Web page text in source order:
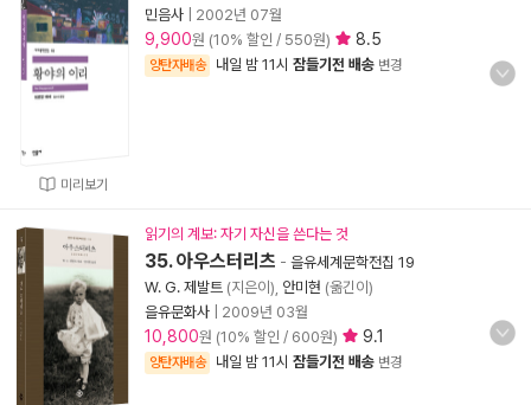
미리보기
민음사
2002년 07월
9,900원 (10% 할인 / 550원) 8.5
양탄자배송 내일 밤 11시 잠들기전 배송 변경
읽기의 계보: 자기 자신을 쓴다는 것
35. 아우스터리츠 - 을유세계문학전집 19
W. G. 제발트 (지은이), 안미현 (옮긴이)
을유문화사
2009년 03월
10,800원 (10% 할인 / 600원) 9.1
양탄자배송 내일 밤 11시 잠들기전 배송 변경